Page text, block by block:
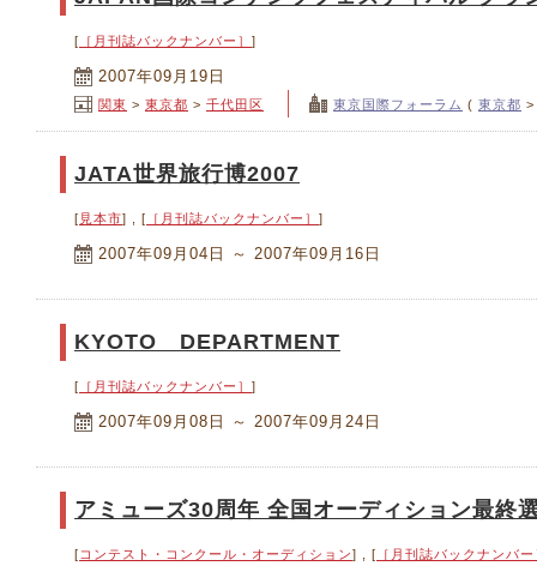
[ ［月刊誌バックナンバー］ ]
2007年09月19日
関東 > 東京都 > 千代田区 東京国際フォーラム ( 東京都
JATA世界旅行博2007
[ 見本市] , [ ［月刊誌バックナンバー］ ]
2007年09月04日 ～ 2007年09月16日
KYOTO DEPARTMENT
[ ［月刊誌バックナンバー］ ]
2007年09月08日 ～ 2007年09月24日
アミューズ30周年 全国オーディション最終
[ コンテスト・コンクール・オーディション] , [ ［月刊誌バックナンバ